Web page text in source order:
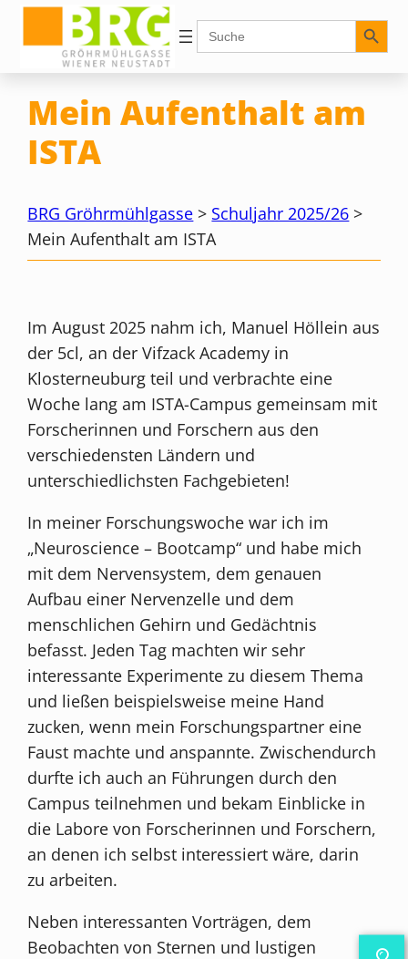
Inhalt
springen
Search
for:
Search Button
Mein Aufenthalt am
ISTA
BRG Gröhrmühlgasse > Schuljahr 2025/26 >
Mein Aufenthalt am ISTA
Im August 2025 nahm ich, Manuel Höllein aus
der 5cl, an der Vifzack Academy in
Klosterneuburg teil und verbrachte eine
Woche lang am ISTA-Campus gemeinsam mit
Forscherinnen und Forschern aus den
verschiedensten Ländern und
unterschiedlichsten Fachgebieten!
In meiner Forschungswoche war ich im
„Neuroscience – Bootcamp“ und habe mich
mit dem Nervensystem, dem genauen
Aufbau einer Nervenzelle und dem
menschlichen Gehirn und Gedächtnis
befasst. Jeden Tag machten wir sehr
interessante Experimente zu diesem Thema
und ließen beispielsweise meine Hand
zucken, wenn mein Forschungspartner eine
Faust machte und anspannte. Zwischendurch
durfte ich auch an Führungen durch den
Campus teilnehmen und bekam Einblicke in
die Labore von Forscherinnen und Forschern,
an denen ich selbst interessiert wäre, darin
zu arbeiten.
Neben interessanten Vorträgen, dem
Beobachten von Sternen und lustigen